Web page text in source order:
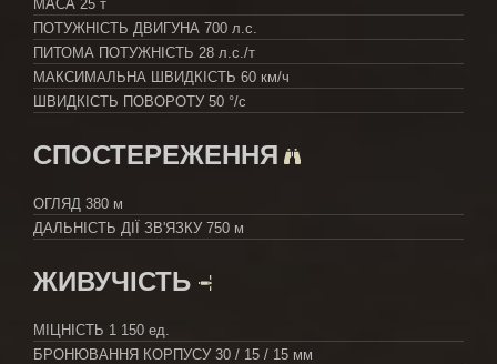
МАСА 25 т
ПОТУЖНІСТЬ ДВИГУНА 700 л.с.
ПИТОМА ПОТУЖНІСТЬ 28 л.с./т
МАКСИМАЛЬНА ШВИДКІСТЬ 60 км/ч
ШВИДКІСТЬ ПОВОРОТУ 50 °/с
СПОСТЕРЕЖЕННЯ
ОГЛЯД 380 м
ДАЛЬНІСТЬ ДІЇ ЗВ'ЯЗКУ 750 м
ЖИВУЧІСТЬ
МІЦНІСТЬ 1 150 ед.
БРОНЮВАННЯ КОРПУСУ 30 / 15 / 15 мм